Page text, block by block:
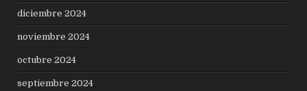
diciembre 2024
noviembre 2024
octubre 2024
septiembre 2024